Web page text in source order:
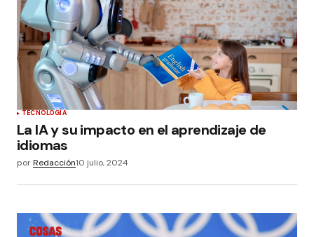
TECNOLOGÍA
La IA y su impacto en el aprendizaje de
idiomas
porRedacción10 julio, 2024